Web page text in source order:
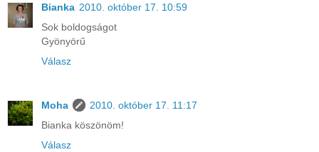
Bianka 2010. október 17. 10:59
Sok boldogságot
Gyönyörű
Válasz
Moha
2010. október 17. 11:17
Bianka köszönöm!
Válasz